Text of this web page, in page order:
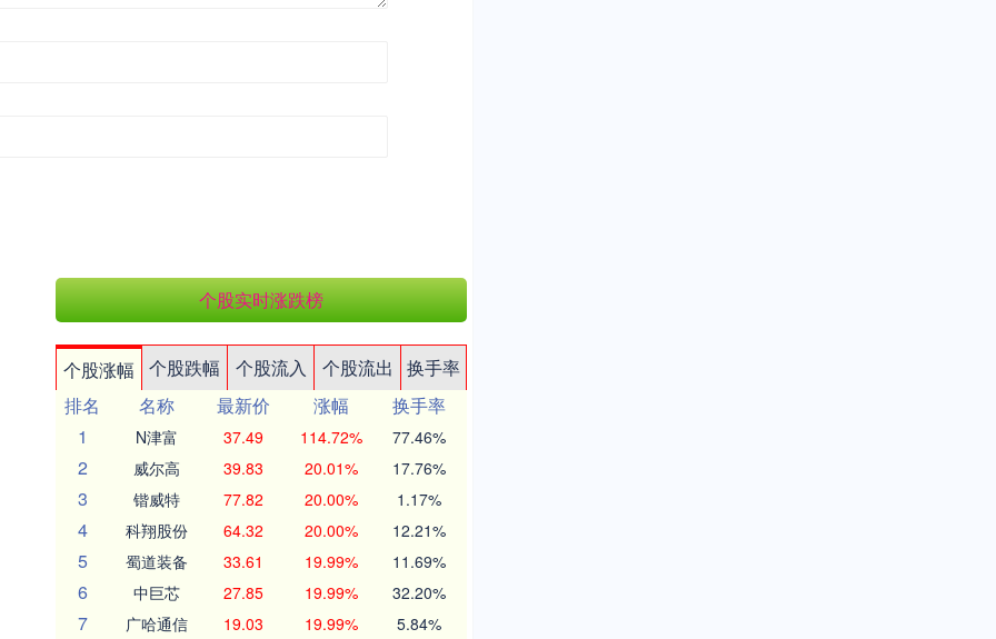
个股实时涨跌榜
个股涨幅 个股跌幅 个股流入 个股流出
换手率
排名
名称 最新价 涨幅
换手率
1
N津富 37.49 114.72% 77.46%
2 威尔高 39.83 20.01% 17.76%
3 锴威特 77.82 20.00% 1.17%
4 科翔股份 64.32 20.00% 12.21%
5 蜀道装备 33.61 19.99% 11.69%
6 中巨芯 27.85 19.99% 32.20%
7 广哈通信 19.03 19.99% 5.84%